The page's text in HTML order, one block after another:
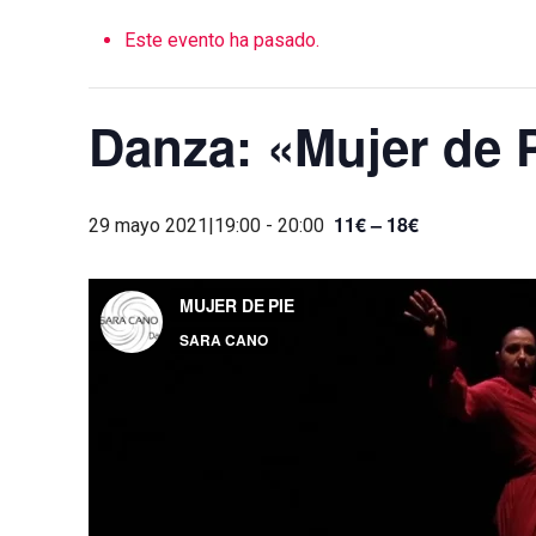
Este evento ha pasado.
Danza: «Mujer de
29 mayo 2021|19:00 -20:00 11€ – 18€